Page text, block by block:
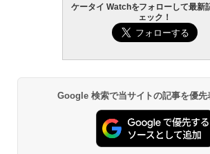
ケータイ Watchをフォローして最新
ェック！
Google 検索で当サイトの記事を優先